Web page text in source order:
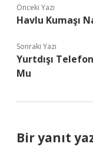
Önceki Yazı
Havlu Kumaşı
Sonraki Yazı
Yurtdışı
Mu
Bir yanıt